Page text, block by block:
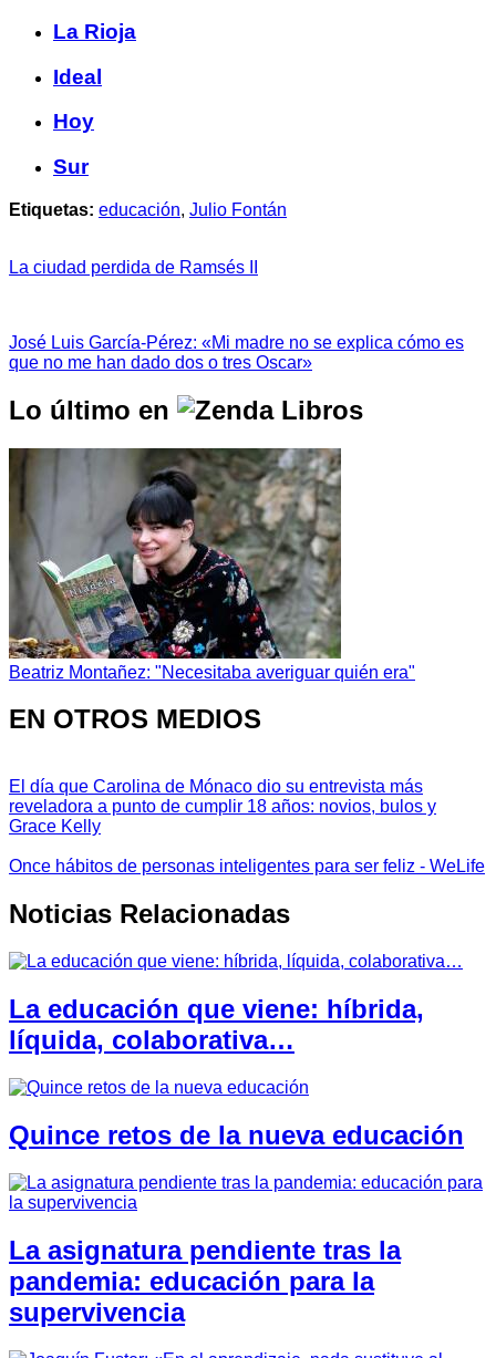
La Rioja
Ideal
Hoy
Sur
Etiquetas: educación, Julio Fontán
La ciudad perdida de Ramsés II
José Luis García-Pérez: «Mi madre no se explica cómo es
que no me han dado dos o tres Oscar»
Lo último en
Beatriz Montañez: "Necesitaba averiguar quién era"
EN OTROS MEDIOS
El día que Carolina de Mónaco dio su entrevista más
reveladora a punto de cumplir 18 años: novios, bulos y
Grace Kelly
Once hábitos de personas inteligentes para ser feliz - WeLife
Noticias Relacionadas
La educación que viene: híbrida,
líquida, colaborativa…
Quince retos de la nueva educación
La asignatura pendiente tras la
pandemia: educación para la
supervivencia